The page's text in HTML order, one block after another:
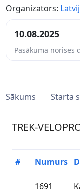
Organizators:
10.08.2025
Pasākuma norises
Sākums Starta
TREK-
# Numurs
1691